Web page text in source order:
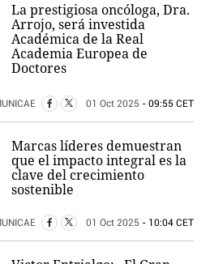
La prestigiosa oncóloga, Dra.
Arrojo, será investida
Académica de la Real
Academia Europea de
Doctores
01 Oct 2025 - 09:55 CET
Marcas líderes demuestran
que el impacto integral es la
clave del crecimiento
sostenible
01 Oct 2025 - 10:04 CET